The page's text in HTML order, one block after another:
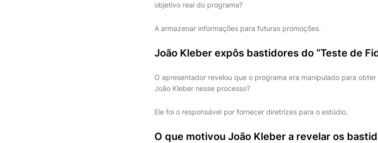
objetivo real do programa?
A armazenar informações para futuras promoções.
João Kleber expôs bastidores do “Teste de
O apresentador revelou que o programa era manipulado para
João Kleber nesse processo?
Ele foi o responsável por fornecer diretrizes para o estúdio.
O que motivou João Kleber a revelar os